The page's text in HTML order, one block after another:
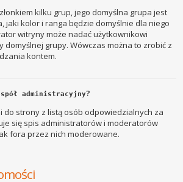
kilku grup, jego domyślna grupa jest
jaki kolor i ranga będzie domyślnie dla niego
witryny może nadać użytkownikowi
grupy. Wówczas można to zrobić z
kontem.
administracyjny?
do strony z listą osób odpowiedzialnych za
się spis administratorów i moderatorów
fora przez nich moderowane.